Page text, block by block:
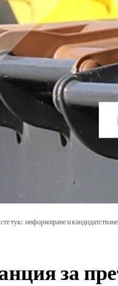
тук: информиране и кандидатстване
за